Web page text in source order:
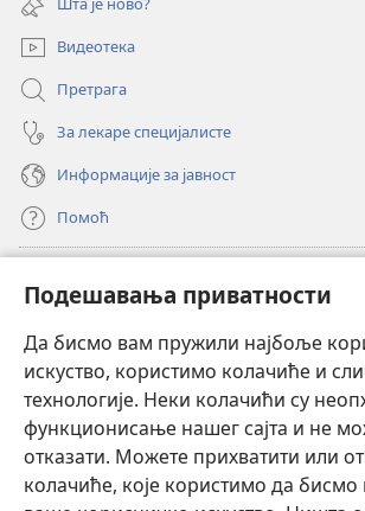
Подешавања приватности
Да бисмо вам пружили најбоље
искуство, користимо колачиће и
технологије. Неки колачићи су
функционисање нашег сајта и не
отказати. Можете прихватити или
колачиће, које користимо да
прозор)
Видеотека
Претрага
За лекаре специјалисте
Информације за јавност
Помоћ
(отвара
нови
прозор)ОНЛАЈН БИБЛИОТЕКА Watchtower
(отвара
нови
прозор)JW Hub®
(отвара
нови
прозор)JW Library
Watchtower Library ®